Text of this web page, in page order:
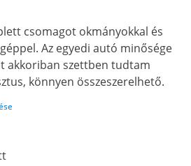
csomagot okmányokkal és
Az egyedi autó minősége
akkoriban szettben tudtam
könnyen összeszerelhető.